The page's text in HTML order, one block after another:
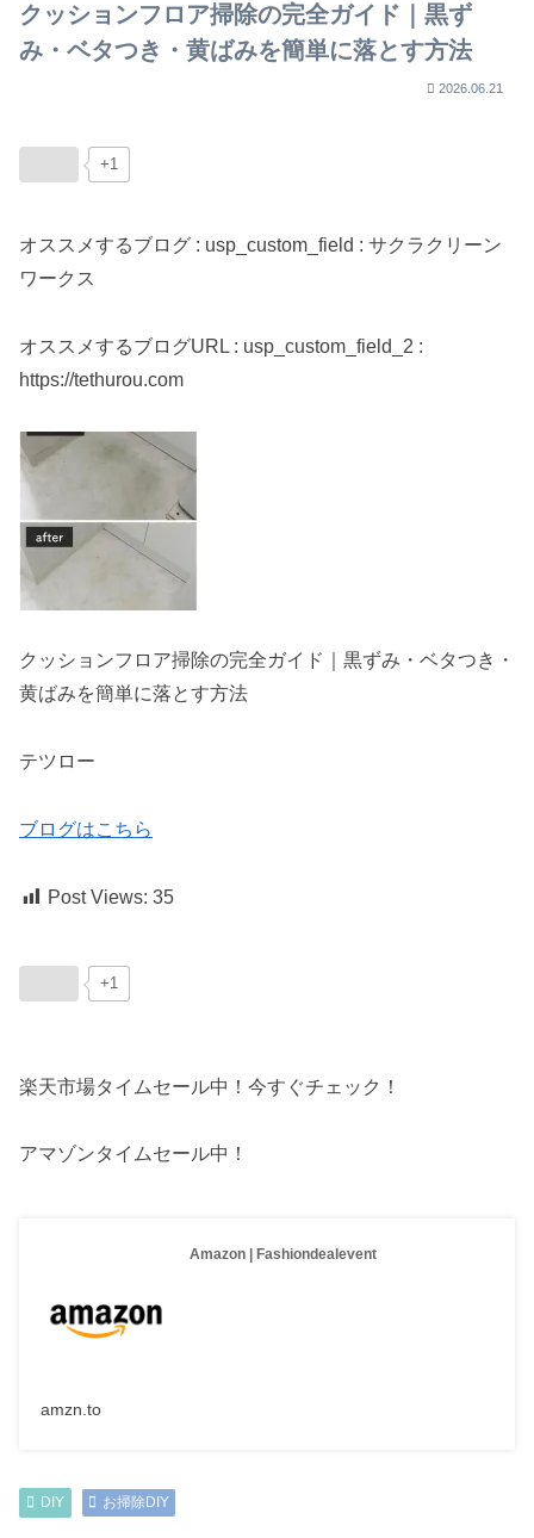
クッションフロア掃除の完全ガイド｜黒ず
み・ベタつき・黄ばみを簡単に落とす方法
2026.06.21
+1
オススメするブログ : usp_custom_field : サクラクリーン
ワークス
オススメするブログURL : usp_custom_field_2 :
https://tethurou.com
クッションフロア掃除の完全ガイド｜黒ずみ・ベタつき・
黄ばみを簡単に落とす方法
テツロー
ブログはこちら
Post Views: 35
+1
楽天市場タイムセール中！今すぐチェック！
アマゾンタイムセール中！
Amazon | Fashiondealevent
amzn.to
DIY お掃除DIY